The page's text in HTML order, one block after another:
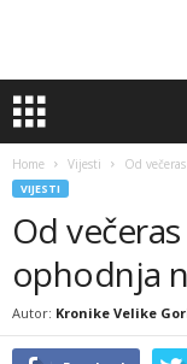
Home Vijesti Od
VIJESTI
Od
ophodnja
Autor: Kronike Velike